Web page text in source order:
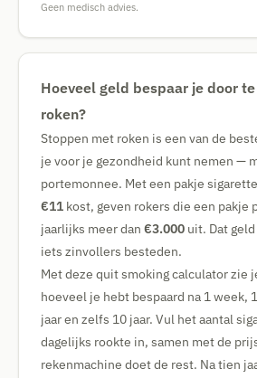
Geen medisch advies.
Hoeveel geld bespaar je door
roken?
Stoppen met roken is een van de
je voor je gezondheid kunt nemen —
portemonnee. Met een pakje
€11 kost, geven rokers die een pakje
jaarlijks meer dan €3.000 uit. Dat
iets zinvollers besteden.
Met deze quit smoking calculator zie
hoeveel je hebt bespaard na 1 week,
jaar en zelfs 10 jaar. Vul het aantal
dagelijks rookte in, samen met de
rekenmachine doet de rest. Na tien